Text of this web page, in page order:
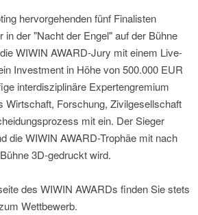
hervorgehenden fünf Finalisten
in der "Nacht der Engel" auf der Bühne
WIWIN AWARD-Jury mit einem Live-
Investment in Höhe von 500.000 EUR
interdisziplinäre Expertengremium
Wirtschaft, Forschung, Zivilgesellschaft
mit ein. Der Sieger
die WIWIN AWARD-Trophäe mit nach
3D-gedruckt wird.
des WIWIN AWARDs finden Sie stets
Wettbewerb.